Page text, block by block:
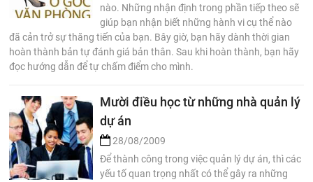
nào. Những nhận định trong phần tiếp theo sẽ
giúp bạn nhận biết những hành vi cụ thể nào
đã cản trở sự thăng tiến của bạn. Bây giờ, bạn hãy dành thời gian
hoàn thành bản tự đánh giá bản thân. Sau khi hoàn thành, bạn hãy
đọc hướng dẫn để tự chấm điểm cho mình.
Mười điều học từ những nhà quản lý
dự án
28/08/2009
Để thành công trong việc quản lý dự án, thì các
yếu tố quan trọng nhất có thể gây ra những